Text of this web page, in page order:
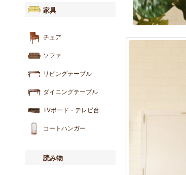
家具
チェア
ソファ
リビングテーブル
ダイニングテーブル
TVボード・テレビ台
コートハンガー
読み物